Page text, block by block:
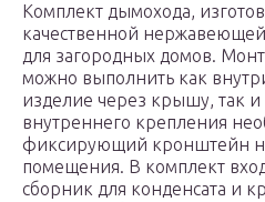
Комплект дымохода,
качественной
для загородных домов.
можно выполнить как
изделие через крышу, так
внутреннего крепления
фиксирующий кронштейн
помещения. В комплект
сборник для конденсата и